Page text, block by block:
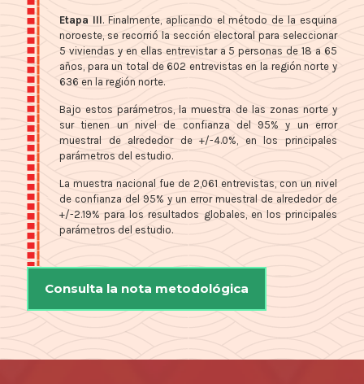
Etapa III. Finalmente, aplicando el método de la esquina
noroeste, se recorrió la sección electoral para seleccionar
5 viviendas y en ellas entrevistar a 5 personas de 18 a 65
años, para un total de 602 entrevistas en la región norte y
636 en la región norte.
Bajo estos parámetros, la muestra de las zonas norte y
sur tienen un nivel de confianza del 95% y un error
muestral de alrededor de +/-4.0%, en los principales
parámetros del estudio.
La muestra nacional fue de 2,061 entrevistas, con un nivel
de confianza del 95% y un error muestral de alrededor de
+/-2.19% para los resultados globales, en los principales
parámetros del estudio.
Consulta la nota metodológica